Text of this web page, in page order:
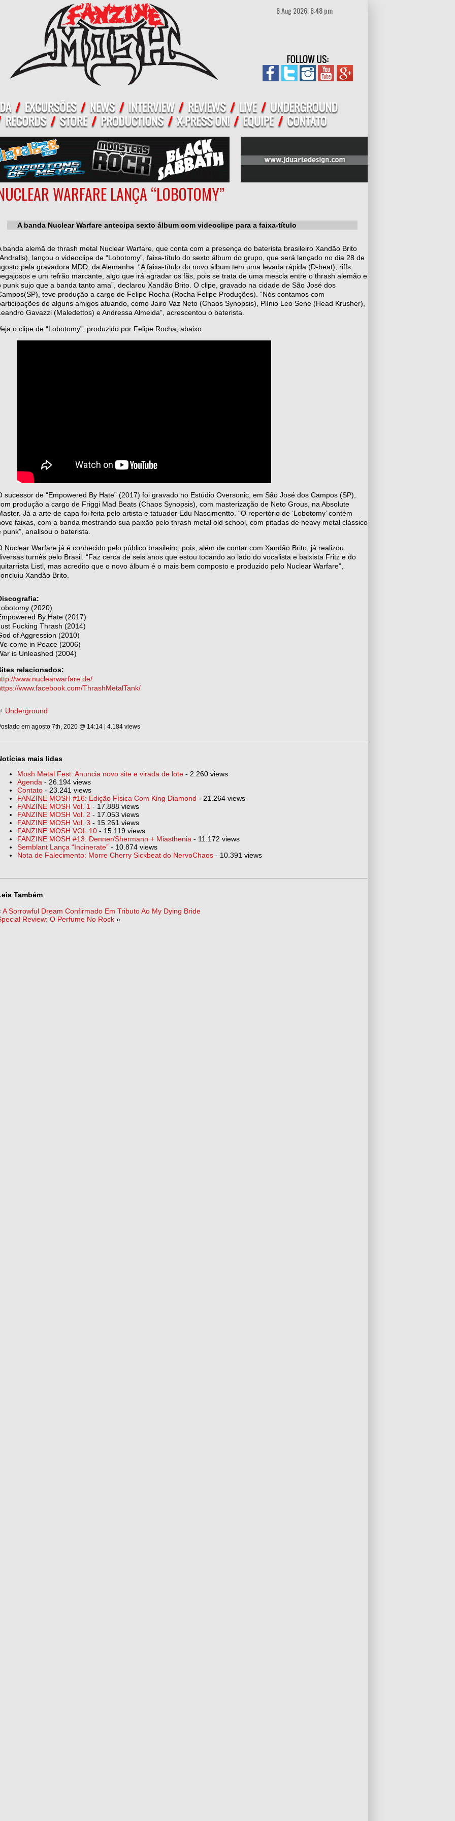
6 Aug 2026, 6:48 pm
WARFARE LANÇA “LOBOTOMY”
A banda Nuclear Warfare antecipa sexto álbum com videoclipe para a faixa-título
banda alemã de thrash metal Nuclear Warfare, que conta com a presença do baterista brasileiro Xandão Brito
lançou o videoclipe de “Lobotomy”, faixa-título do sexto álbum do grupo, que será lançado no dia 28 de
pela gravadora MDD, da Alemanha. “A faixa-título do novo álbum tem uma levada rápida (D-beat), riffs
e um refrão marcante, algo que irá agradar os fãs, pois se trata de uma mescla entre o thrash alemão e
punk sujo que a banda tanto ama”, declarou Xandão Brito. O clipe, gravado na cidade de São José dos
teve produção a cargo de Felipe Rocha (Rocha Felipe Produções). “Nós contamos com
de alguns amigos atuando, como Jairo Vaz Neto (Chaos Synopsis), Plínio Leo Sene (Head Krusher),
Gavazzi (Maledettos) e Andressa Almeida”, acrescentou o baterista.
o clipe de “Lobotomy”, produzido por Felipe Rocha, abaixo
sucessor de “Empowered By Hate” (2017) foi gravado no Estúdio Oversonic, em São José dos Campos (SP),
produção a cargo de Friggi Mad Beats (Chaos Synopsis), com masterização de Neto Grous, na Absolute
Já a arte de capa foi feita pelo artista e tatuador Edu Nascimentto. “O repertório de ‘Lobotomy’ contém
faixas, com a banda mostrando sua paixão pelo thrash metal old school, com pitadas de heavy metal clássico
punk”, analisou o baterista.
Nuclear Warfare já é conhecido pelo público brasileiro, pois, além de contar com Xandão Brito, já realizou
turnês pelo Brasil. “Faz cerca de seis anos que estou tocando ao lado do vocalista e baixista Fritz e do
Listl, mas acredito que o novo álbum é o mais bem composto e produzido pelo Nuclear Warfare”,
Xandão Brito.
(2020)
By Hate (2017)
Fucking Thrash (2014)
of Aggression (2010)
come in Peace (2006)
is Unleashed (2004)
relacionados:
www.nuclearwarfare.de/
www.facebook.com/ThrashMetalTank/
Underground
em agosto 7th, 2020 @ 14:14 | 4.184 views
mais lidas
Mosh Metal Fest: Anuncia novo site e virada de lote - 2.260 views
Agenda - 26.194 views
Contato - 23.241 views
FANZINE MOSH #16: Edição Física Com King Diamond - 21.264 views
FANZINE MOSH Vol. 1 - 17.888 views
FANZINE MOSH Vol. 2 - 17.053 views
FANZINE MOSH Vol. 3 - 15.261 views
FANZINE MOSH VOL.10 - 15.119 views
FANZINE MOSH #13: Denner/Shermann + Miasthenia - 11.172 views
Semblant Lança “Incinerate” - 10.874 views
Nota de Falecimento: Morre Cherry Sickbeat do NervoChaos - 10.391 views
Também
A Sorrowful Dream Confirmado Em Tributo Ao My Dying Bride
Review: O Perfume No Rock »